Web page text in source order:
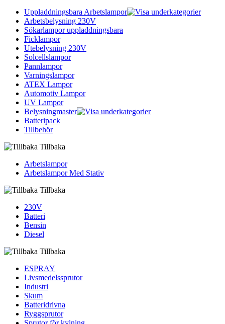
Uppladdningsbara Arbetslampor
Arbetsbelysning 230V
Sökarlampor uppladdningsbara
Ficklampor
Utebelysning 230V
Solcellslampor
Pannlampor
Varningslampor
ATEX Lampor
Automotiv Lampor
UV Lampor
Belysningmaster
Batteripack
Tillbehör
Tillbaka
Arbetslampor
Arbetslampor Med Stativ
Tillbaka
230V
Batteri
Bensin
Diesel
Tillbaka
ESPRAY
Livsmedelssprutor
Industri
Skum
Batteridrivna
Ryggsprutor